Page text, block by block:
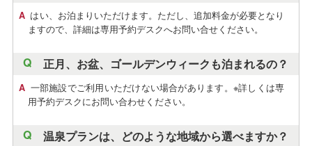
はい、お泊まりいただけます。ただし、追加料金が必要となり
ますので、詳細は専用予約デスクへお問い合せください。
正月、お盆、ゴールデンウィークも泊まれるの？
一部施設でご利用いただけない場合があります。※詳しくは専
用予約デスクにお問い合わせください。
温泉プランは、どのような地域から選べますか？